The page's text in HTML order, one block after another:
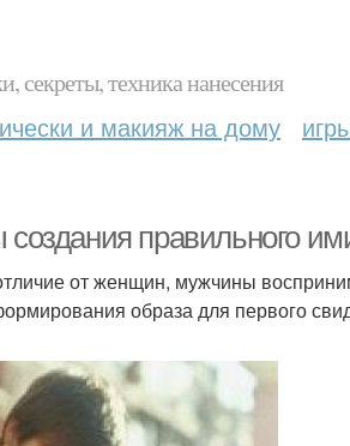
секреты, техника нанесения
и макияж на дому
правильного
от женщин, мужчины
образа для первого